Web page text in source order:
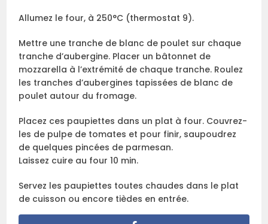
Allumez le four, à 250°C (thermostat 9).
Mettre une tranche de blanc de poulet sur chaque
tranche d’aubergine. Placer un bâtonnet de
mozzarella à l’extrémité de chaque tranche. Roulez
les tranches d’aubergines tapissées de blanc de
poulet autour du fromage.
Placez ces paupiettes dans un plat à four. Couvrez-
les de pulpe de tomates et pour finir, saupoudrez
de quelques pincées de parmesan.
Laissez cuire au four 10 min.
Servez les paupiettes toutes chaudes dans le plat
de cuisson ou encore tièdes en entrée.